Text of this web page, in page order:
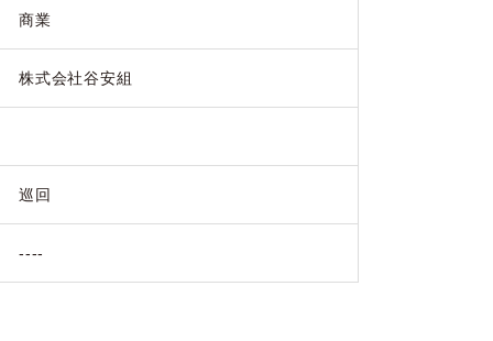
商業
株式会社谷安組
巡回
----